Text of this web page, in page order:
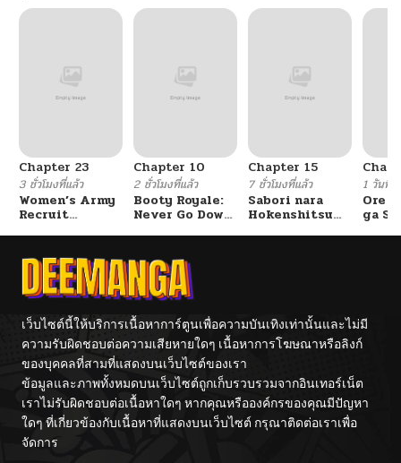
Chapter 23
3 ชั่วโมงที่แล้ว
Women’s Army
Recruit
Chapter 10
2 ชั่วโมงที่แล้ว
Booty Royale:
Never Go Down
Chapter 15
7 ชั่วโมงที่แล้ว
Sabori nara
Hokenshitsu
1 วันที่แ
Ore
ga
เว็บไซต์นี้ให้บริการเนื้อหาการ์ตูนเพื่อความบันเทิงเท่านั้นและไม่มี
ความรับผิดชอบต่อความเสียหายใดๆ เนื้อหาการโฆษณาหรือลิงก์
ของบุคคลที่สามที่แสดงบนเว็บไซต์ของเรา
ข้อมูลและภาพทั้งหมดบนเว็บไซต์ถูกเก็บรวบรวมจากอินเทอร์เน็ต
เราไม่รับผิดชอบต่อเนื้อหาใดๆ หากคุณหรือองค์กรของคุณมีปัญหา
ใดๆ ที่เกี่ยวข้องกับเนื้อหาที่แสดงบนเว็บไซต์ กรุณาติดต่อเราเพื่อ
จัดการ